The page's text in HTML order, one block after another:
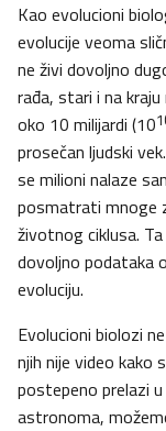
Kao evolucioni
evolucije veoma
ne živi dovoljno
rađa, stari i na
oko 10 milijardi (10
prosečan ljudski
se milioni nalaze
posmatrati mnoge
životnog ciklusa.
dovoljno podataka
evoluciju.
Evolucioni biolozi
njih nije video kako
postepeno prelazi
astronoma,